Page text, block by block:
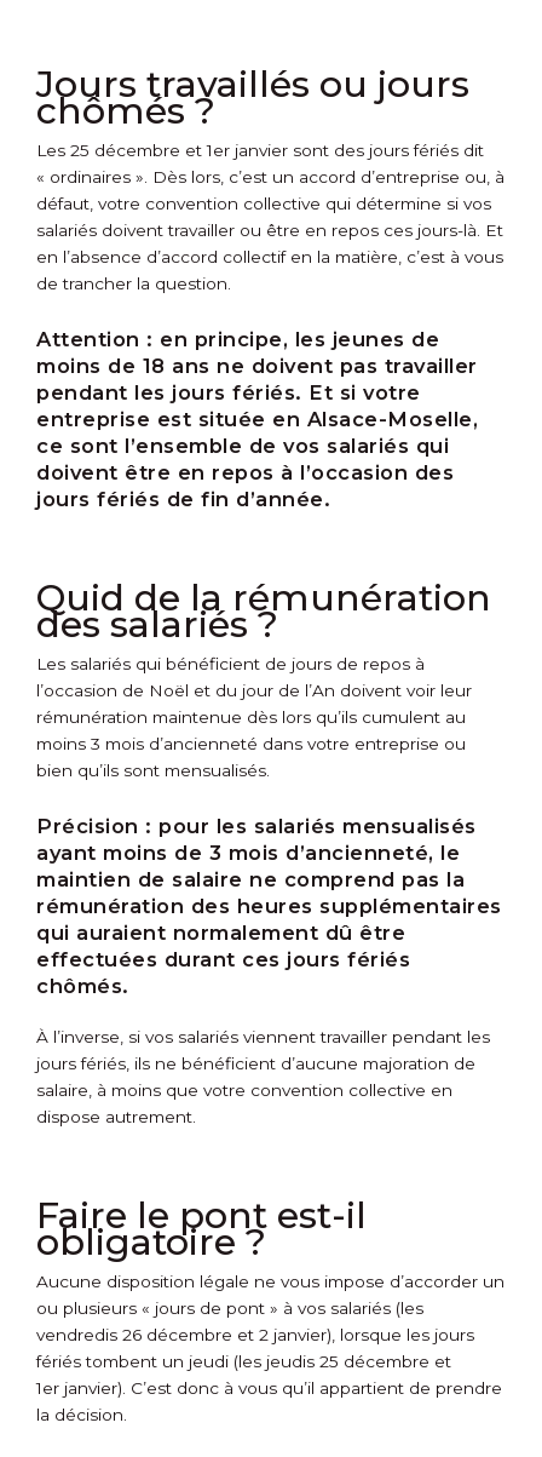
Jours travaillés ou jours
chômés ?
Les 25 décembre et 1er janvier sont des jours fériés dit
« ordinaires ». Dès lors, c’est un accord d’entreprise ou, à
défaut, votre convention collective qui détermine si vos
salariés doivent travailler ou être en repos ces jours-là. Et
en l’absence d’accord collectif en la matière, c’est à vous
de trancher la question.
Attention : en principe, les jeunes de
moins de 18 ans ne doivent pas travailler
pendant les jours fériés. Et si votre
entreprise est située en Alsace-Moselle,
ce sont l’ensemble de vos salariés qui
doivent être en repos à l’occasion des
jours fériés de fin d’année.
Quid de la rémunération
des salariés ?
Les salariés qui bénéficient de jours de repos à
l’occasion de Noël et du jour de l’An doivent voir leur
rémunération maintenue dès lors qu’ils cumulent au
moins 3 mois d’ancienneté dans votre entreprise ou
bien qu’ils sont mensualisés.
Précision : pour les salariés mensualisés
ayant moins de 3 mois d’ancienneté, le
maintien de salaire ne comprend pas la
rémunération des heures supplémentaires
qui auraient normalement dû être
effectuées durant ces jours fériés
chômés.
À l’inverse, si vos salariés viennent travailler pendant les
jours fériés, ils ne bénéficient d’aucune majoration de
salaire, à moins que votre convention collective en
dispose autrement.
Faire le pont est-il
obligatoire ?
Aucune disposition légale ne vous impose d’accorder un
ou plusieurs « jours de pont » à vos salariés (les
vendredis 26 décembre et 2 janvier), lorsque les jours
fériés tombent un jeudi (les jeudis 25 décembre et
1er janvier). C’est donc à vous qu’il appartient de prendre
la décision.